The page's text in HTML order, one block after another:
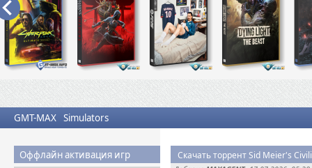
GMT-MAX Simulators
Оффлайн активация игр Скачать торрент Sid Meier's